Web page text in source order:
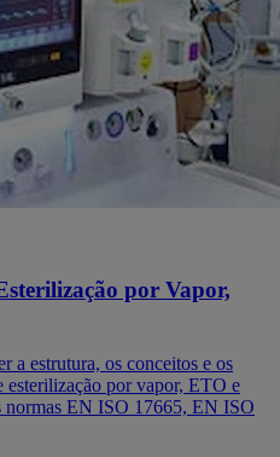
por Vapor,
a estrutura, os conceitos e os
esterilização por vapor, ETO e
normas EN ISO 17665, EN ISO